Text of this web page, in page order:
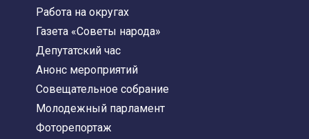
Работа на округах
Газета «Советы народа»
Депутатский час
Анонс мероприятий
Совещательное собрание
Молодежный парламент
Фоторепортаж